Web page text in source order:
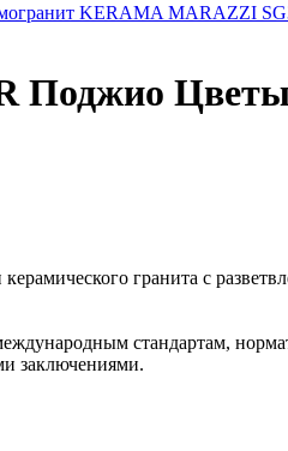
KERAMA MARAZZI
Поджио
гранита с
стандартам,
заключениями.